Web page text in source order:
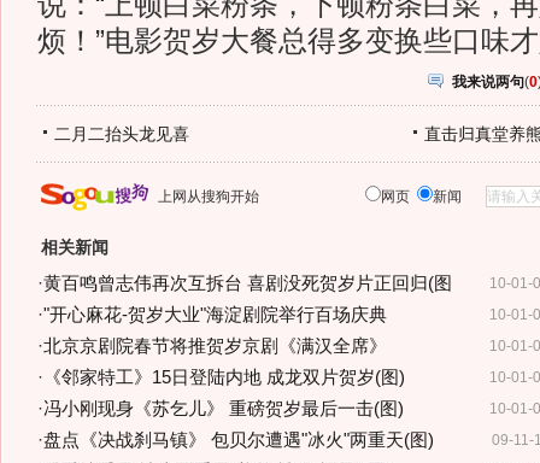
烦！”电影贺岁大餐总得多变换些口味
我来说两句(0
二月二抬头龙见喜 直击归真堂养
上网从搜狗开始 网页 新闻
相关新闻
10-01-
·黄百鸣曾志伟再次互拆台 喜剧没死贺岁片正回归(图
10-01-
·"开心麻花-贺岁大业"海淀剧院举行百场庆典
10-01-
·北京京剧院春节将推贺岁京剧《满汉全席》
10-01-
· 《邻家特工》15日登陆内地 成龙双片贺岁(图)
10-01-
·冯小刚现身《苏乞儿》 重磅贺岁最后一击(图)
09-11-
·盘点《决战刹马镇》 包贝尔遭遇"冰火"两重天(图)